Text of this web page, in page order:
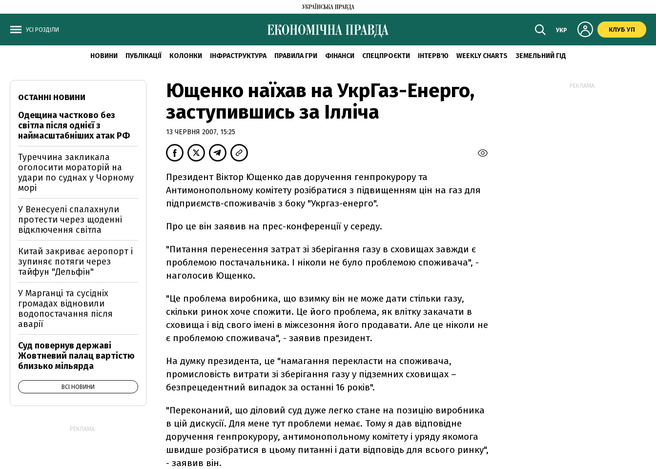
УСІ РОЗДІЛИ УКР КЛУБ УП
НОВИНИ ПУБЛІКАЦІЇ КОЛОНКИ ІНФРАСТРУКТУРА ПРАВИЛА ГРИ ФІНАНСИ СПЕЦПРОЄКТИ ІНТЕРВ'Ю WEEKLY CHARTS ЗЕМЕЛЬНИЙ ГІД
Ющенко наїхав на УкрГаз-Енерго,
заступившись за Ілліча
13 ЧЕРВНЯ 2007, 15:25
Президент Віктор Ющенко дав доручення генпрокурору та
Антимонопольному комітету розібратися з підвищенням цін на газ для
підприємств-споживачів з боку "Укргаз-енерго".
Про це він заявив на прес-конференції у середу.
"Питання перенесення затрат зі зберігання газу в сховищах завжди є
проблемою постачальника. І ніколи не було проблемою споживача", -
наголосив Ющенко.
"Це проблема виробника, що взимку він не може дати стільки газу,
скільки ринок хоче спожити. Це його проблема, як влітку закачати в
сховища і від свого імені в міжсезоння його продавати. Але це ніколи не
є проблемою споживача", - заявив президент.
На думку президента, це "намагання перекласти на споживача,
промисловість витрати зі зберігання газу у підземних сховищах –
безпрецедентний випадок за останні 16 років".
"Переконаний, що діловий суд дуже легко стане на позицію виробника
в цій дискусії. Для мене тут проблеми немає. Тому я дав відповідне
доручення генпрокурору, антимонопольному комітету і уряду якомога
швидше розібратися в цьому питанні і дати відповідь для всього ринку",
- заявив він.
ОСТАННІ НОВИНИ
Одещина частково без
світла після однієї з
наймасштабніших атак РФ
Туреччина закликала
оголосити мораторій на
удари по суднах у Чорному
морі
У Венесуелі спалахнули
протести через щоденні
відключення світла
Китай закриває аеропорт і
зупиняє потяги через
тайфун "Дельфін"
У Марганці та сусідніх
громадах відновили
водопостачання після
аварії
Суд повернув державі
Жовтневий палац вартістю
близько мільярда
ВСІ НОВИНИ
РЕКЛАМА:
РЕКЛАМА: